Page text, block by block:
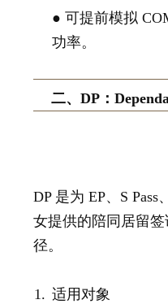
● 可提前模拟
功率。
二、DP：
DP 是为 EP、S
女提供的陪同居留
径。
适用对象